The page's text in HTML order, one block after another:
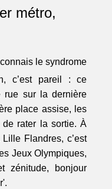
métro,
le syndrome
c’est pareil : ce
rue sur la dernière
place assise, les
de rater la sortie. À
Flandres, c’est
Jeux Olympiques,
zénitude, bonjour